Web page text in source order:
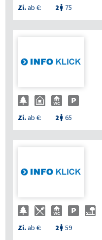
Zi.ab €: 2  75
Zi.ab €: 2  65
Zi.ab €: 2  59